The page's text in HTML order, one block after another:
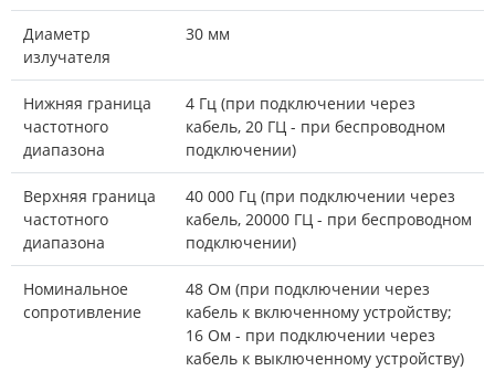
Диаметр
излучателя
30 мм
Нижняя граница
частотного
диапазона
4 Гц (при подключении через
кабель, 20 ГЦ - при беспроводном
подключении)
Верхняя граница
частотного
диапазона
40 000 Гц (при подключении через
кабель, 20000 ГЦ - при беспроводном
подключении)
Номинальное
сопротивление
48 Ом (при подключении через
кабель к включенному устройству;
16 Ом - при подключении через
кабель к выключенному устройству)